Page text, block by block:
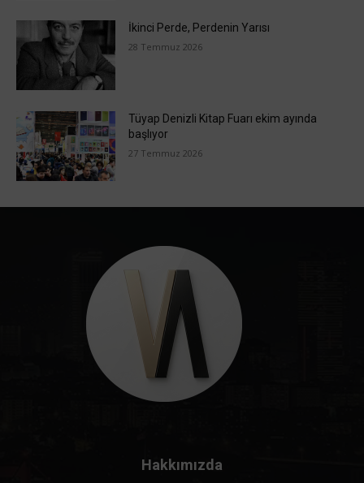
İkinci Perde, Perdenin Yarısı
28 Temmuz 2026
Tüyap Denizli Kitap Fuarı ekim ayında
başlıyor
27 Temmuz 2026
Hakkımızda